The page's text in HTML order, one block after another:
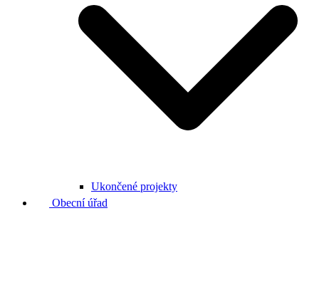
Ukončené projekty
Obecní úřad